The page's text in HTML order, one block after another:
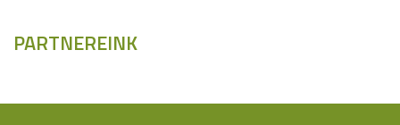
PARTNEREINK